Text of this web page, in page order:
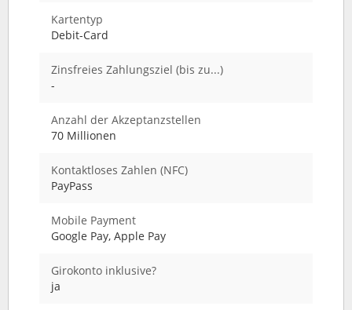
Kartentyp
Debit-Card
Zinsfreies Zahlungsziel (bis zu...)
-
Anzahl der Akzeptanzstellen
70 Millionen
Kontaktloses Zahlen (NFC)
PayPass
Mobile Payment
Google Pay, Apple Pay
Girokonto inklusive?
ja